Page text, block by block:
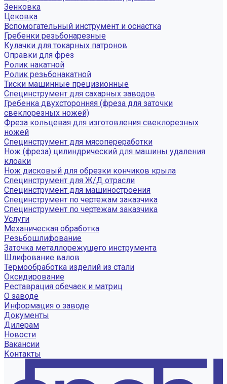
Зенковка
Цековка
Вспомогательный инструмент и оснастка
Гребенки резьбонарезные
Кулачки для токарных патронов
Оправки для фрез
Ролик накатной
Ролик резьбонакатной
Тиски машинные прецизионные
Специнструмент для сахарных заводов
Гребенка двухсторонняя (фреза для заточки
свеклорезных ножей)
Фреза кольцевая для изготовления свеклорезных
ножей
Специнструмент для мясопереработки
Нож (фреза) цилиндрический для машины удаления
клоаки
Нож дисковый для обрезки кончиков крыла
Специнструмент для Ж/Д отрасли
Специнструмент для машиностроения
Специнструмент по чертежам заказчика
Специнструмент по чертежам заказчика
Услуги
Механическая обработка
Резьбошлифование
Заточка металлорежущего инструмента
Шлифование валов
Термообработка изделий из стали
Оксидирование
Реставрация обечаек и матриц
О заводе
Информация о заводе
Документы
Дилерам
Новости
Вакансии
Контакты